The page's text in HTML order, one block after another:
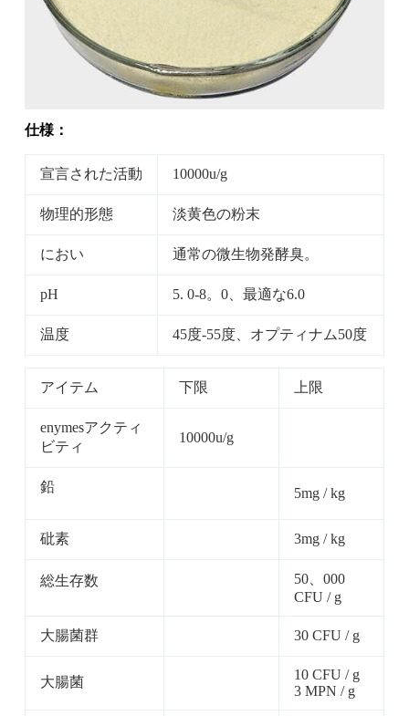
仕様：
宣言された活動 10000u/g
物理的形態 淡黄色の粉末
におい 通常の微生物発酵臭。
pH 5. 0-8。0、最適な6.0
温度 45度-55度、オプティナム50度
アイテム 下限 上限
enymesアクティ
ビティ
10000u/g
鉛 5mg / kg
砒素 3mg / kg
総生存数
50、000
CFU / g
大腸菌群 30 CFU / g
大腸菌
10 CFU / g
3 MPN / g